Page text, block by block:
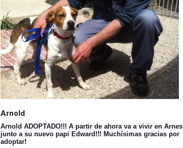
Arnold
Arnold ADOPTADO!!! A partir de ahora va a vivir en Arnes
junto a su nuevo papi Edward!!! Muchísimas gracias por
adoptar!